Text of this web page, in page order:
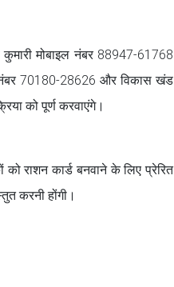
मोबाइल नंबर 88947-61768
नंबर 70180-28626 और विकास खंड
को पूर्ण करवाएंगे।
राशन कार्ड बनवाने के लिए प्रेरित
करनी होंगी।